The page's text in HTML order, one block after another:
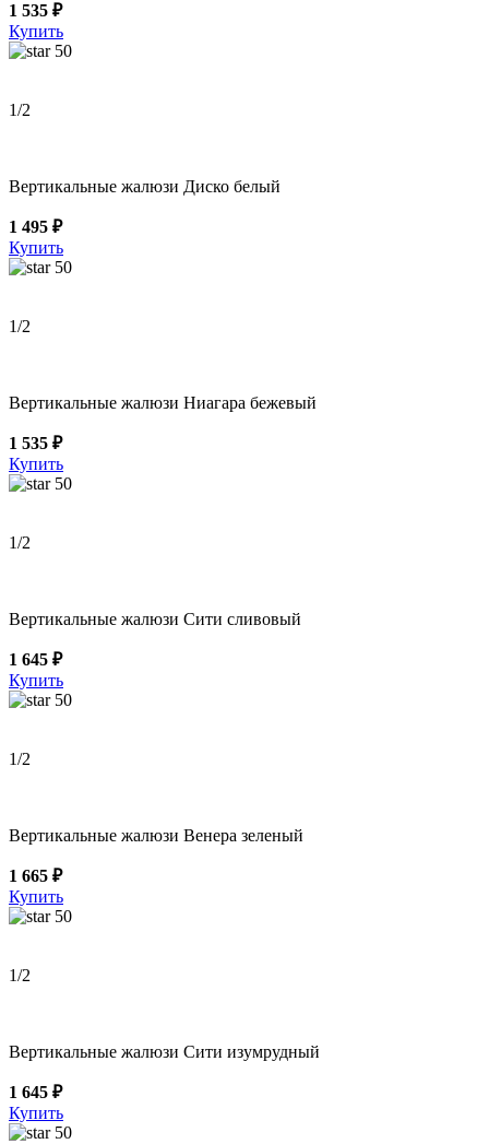
1 535 ₽
Купить
50
1/2
Вертикальные жалюзи Диско белый
1 495 ₽
Купить
50
1/2
Вертикальные жалюзи Ниагара бежевый
1 535 ₽
Купить
50
1/2
Вертикальные жалюзи Сити сливовый
1 645 ₽
Купить
50
1/2
Вертикальные жалюзи Венера зеленый
1 665 ₽
Купить
50
1/2
Вертикальные жалюзи Сити изумрудный
1 645 ₽
Купить
50